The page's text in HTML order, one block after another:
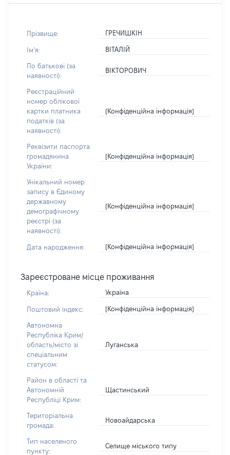
Прізвище: ГРЕЧИШКІН
Імʼя: ВІТАЛІЙ
По батькові (за
наявності):
ВІКТОРОВИЧ
Реєстраційний
номер облікової
картки платника
податків (за
наявності):
[Конфіденційна інформація]
Реквізити паспорта
громадянина
України:
[Конфіденційна інформація]
Унікальний номер
запису в Єдиному
державному
демографічному
реєстрі (за
наявності):
[Конфіденційна інформація]
Дата народження: [Конфіденційна інформація]
Зареєстроване місце проживання
Країна: Україна
Поштовий індекс: [Конфіденційна інформація]
Автономна
Республіка Крим/
область/місто зі
спеціальним
статусом:
Луганська
Район в області та
Автономній
Республіці Крим:
Щастинський
Територіальна
громада:
Новоайдарська
Тип населеного
пункту:
Селище міського типу